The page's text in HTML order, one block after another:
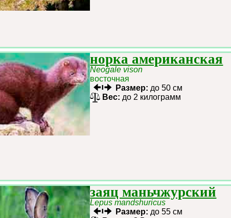
норка американская
Neogale vison
восточная
Размер: до 50 см
Вес: до 2 килограмм
заяц маньчжурский
Lepus mandshuricus
Размер: до 55 см